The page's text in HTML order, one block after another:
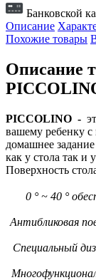
Банковской
Описание
Похожие товары
Описание
PICCOLINO -
вашему ребенку с
домашнее
как у стола так и
Поверхность
0 ° ~ 40 °
Антибликовая
Специальный